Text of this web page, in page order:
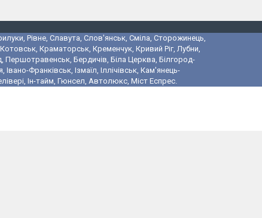
Рівне, Славута, Слов'янськ, Сміла, Сторожинець,
Краматорськ, Кременчук, Кривий Ріг, Лубни,
Бердичів, Біла Церква, Білгород-
Франківськ, Ізмаїл, Іллічівськ, Кам'янець-
Ін-тайм, Гюнсел, Автолюкс, Міст Еспрес.